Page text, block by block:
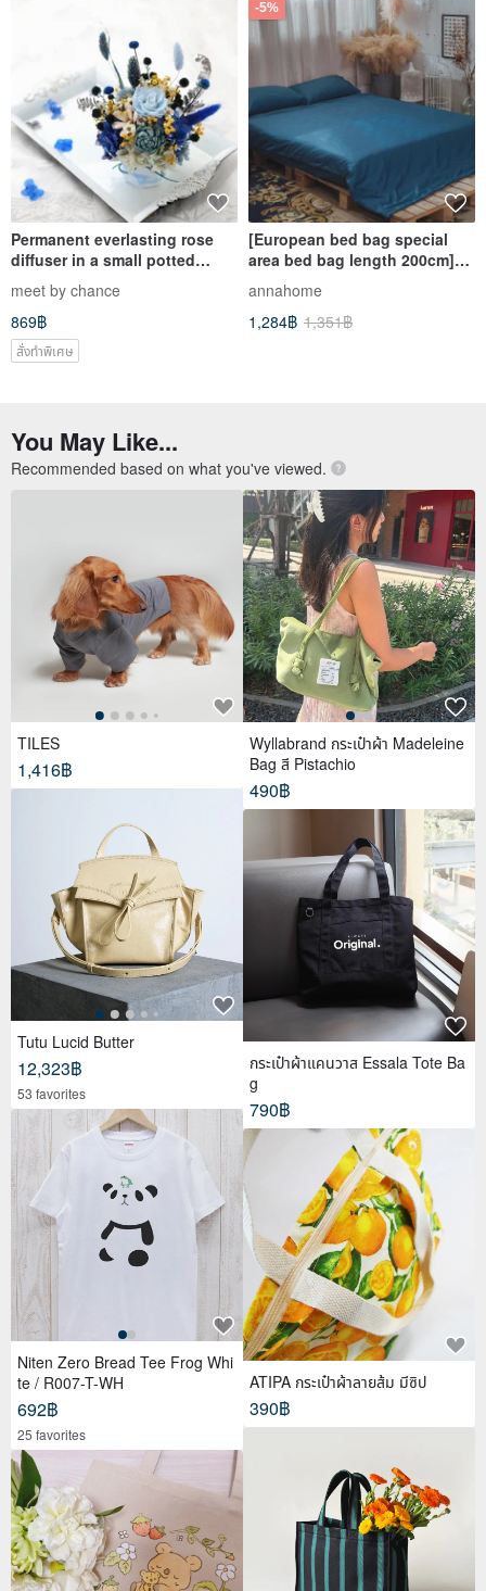
Permanent everlasting rose
diffuser in a small potted
flower - IKEA blue and yellow
color Christmas gift
meet by chance
869฿
สั่งทำพิเศษ
-5%
[European bed bag special
area bed bag length 200cm]
60 count combed cotton,
various options, 100%
combed cotton
annahome
1,284฿ 1,351฿
You May Like...
Recommended based on what you've viewed.
TILES
1,416฿
Tutu Lucid Butter
12,323฿
53 favorites
Niten Zero Bread Tee Frog Whi
te / R007-T-WH
692฿
25 favorites
Wyllabrand กระเป๋าผ้า Madeleine
Bag สี Pistachio
490฿
กระเป๋าผ้าแคนวาส Essala Tote Ba
g
790฿
ATIPA กระเป๋าผ้าลายส้ม มีซิป
390฿